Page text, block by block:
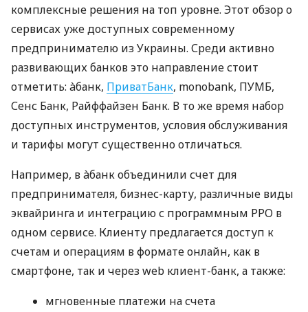
комплексные решения на топ уровне. Этот обзор о
сервисах уже доступных современному
предпринимателю из Украины. Среди активно
развивающих банков это направление стоит
отметить: àбанк, ПриватБанк, monobank, ПУМБ,
Сенс Банк, Райффайзен Банк. В то же время набор
доступных инструментов, условия обслуживания
и тарифы могут существенно отличаться.
Например, в àбанк объединили счет для
предпринимателя, бизнес-карту, различные виды
эквайринга и интеграцию с программным РРО в
одном сервисе. Клиенту предлагается доступ к
счетам и операциям в формате онлайн, как в
смартфоне, так и через web клиент-банк, а также:
мгновенные платежи на счета